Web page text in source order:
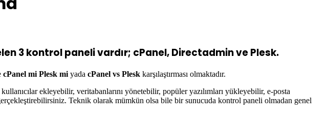
3 kontrol paneli vardır; cPanel,DirectadminvePlesk.
cPanel mi Plesk mi yada cPanel vs Plesk karşılaştırması olmaktadır.
ekleyebilir, veritabanlarını yönetebilir, popüler yazılımları yükleyebilir, e-posta
Teknik olarak mümkün olsa bile bir sunucuda kontrol paneli olmadan genel